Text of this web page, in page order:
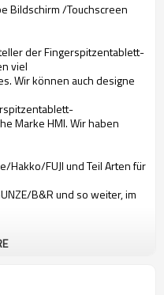
Bildschirm /Touchscreen
der Fingerspitzentablett-
viel
Wir können auch designe
Marke HMI. Wir haben
FUJI und Teil Arten für
B&R und so weiter, im
XTBA